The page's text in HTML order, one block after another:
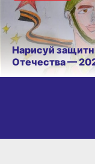
Нарисуй
Отечества —